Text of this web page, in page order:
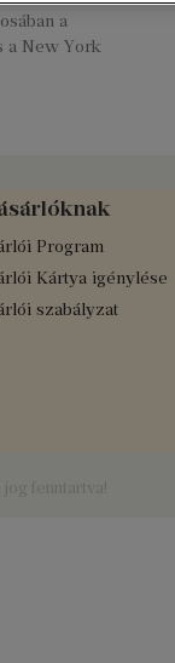
a
a New York
Program
Kártya igénylése
szabályzat